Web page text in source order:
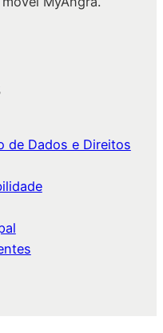
de Dados e Direitos